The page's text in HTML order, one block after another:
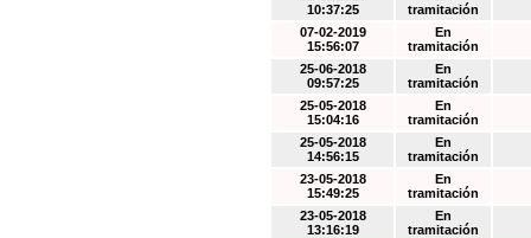
10:37:25
tramitación
07-02-2019
15:56:07
En
tramitación
25-06-2018
09:57:25
En
tramitación
25-05-2018
15:04:16
En
tramitación
25-05-2018
14:56:15
En
tramitación
23-05-2018
15:49:25
En
tramitación
23-05-2018
13:16:19
En
tramitación